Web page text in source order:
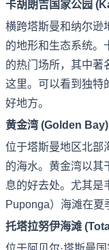
卡胡朗吉国家公园
横跨塔斯曼和纳尔逊
的地形和生态系统。
的热门场所，其中著
这里。可以看到独特
好地方。
黄金湾 (Golden Bay)
位于塔斯曼地区北部
的海水。黄金湾以其
息的好去处。尤其是
Puponga）海滩在夏
托塔拉努伊海滩